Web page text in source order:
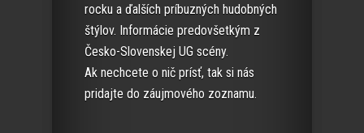
rocku a ďalších príbuzných hudobných
štýlov. Informácie predovšetkým z
Česko-Slovenskej UG scény.
Ak nechcete o nič prísť, tak si nás
pridajte do záujmového zoznamu.